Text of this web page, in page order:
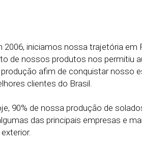
2006, iniciamos nossa trajetória em
de nossos produtos nos permitiu
produção afim de conquistar nosso
clientes do Brasil.
90% de nossa produção de
das principais empresas e